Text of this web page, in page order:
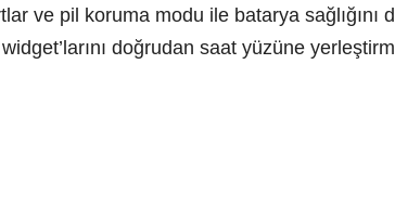
ve pil koruma modu ile batarya
doğrudan saat yüzüne